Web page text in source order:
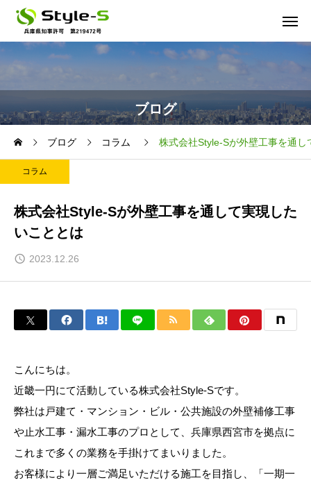
ブログ
ブログ コラム 株式会社Style-Sが外壁工事を通し
コラム
株式会社Style-Sが外壁工事を通して実現した
いこととは
2023.12.26
こんにちは。
近畿一円にて活動している株式会社Style-Sです。
弊社は戸建て・マンション・ビル・公共施設の外壁補修工事
や止水工事・漏水工事のプロとして、兵庫県西宮市を拠点に
これまで多くの業務を手掛けてまいりました。
お客様により一層ご満足いただける施工を目指し、「一期一